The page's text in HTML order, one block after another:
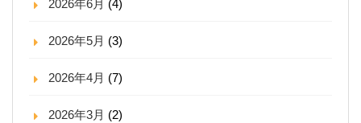
2026年6月 (4)
2026年5月 (3)
2026年4月 (7)
2026年3月 (2)